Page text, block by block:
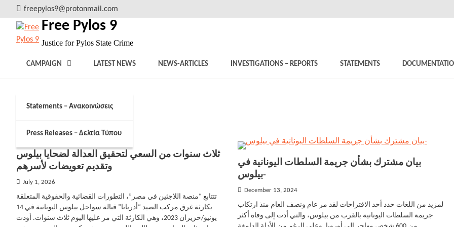
to
content
freepylos9@protonmail.com
Free Pylos 9
Justice for Pylos State Crime
CAMPAIGN
Statements – Ανακοινώσεις
Press Releases – Δελτία Τύπου
LATEST NEWS NEWS-ARTICLES INVESTIGATIONS – REPORTS STATEMENTS
ثلاث سنوات من السعي لتحقيق العدالة لضحايا بيلوس
وتقديم تعويضات لأسرهم
July 1, 2026
تتتابع “منصة اللاجئين في مصر”، التطورات القضائية والحقوقية المتعلقة
بكارثة غرق مركب الصيد “أدريانا” قبالة سواحل بيلوس اليونانية في 14
يونيو/حزيران 2023، وهي الكارثة التي مر عليها اليوم ثلاث سنوات. أودت
بيان مشترك بشأن جريمة السلطات اليونانية في
بيلوس-
December 13, 2024
لمزيد من اللغات حدد أحد الاقتراحات لقد مر عام ونصف العام منذ ارتكاب
جريمة السلطات اليونانية بالقرب من بيلوس، والتي أدت إلى وفاة أكثر